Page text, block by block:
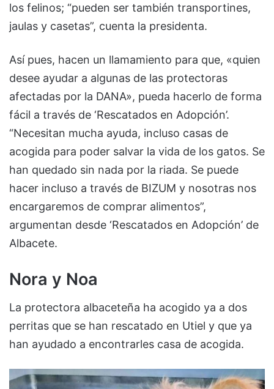
los felinos; “pueden ser también transportines,
jaulas y casetas”, cuenta la presidenta.
Así pues, hacen un llamamiento para que, «quien
desee ayudar a algunas de las protectoras
afectadas por la DANA», pueda hacerlo de forma
fácil a través de ‘Rescatados en Adopción’.
“Necesitan mucha ayuda, incluso casas de
acogida para poder salvar la vida de los gatos. Se
han quedado sin nada por la riada. Se puede
hacer incluso a través de BIZUM y nosotras nos
encargaremos de comprar alimentos”,
argumentan desde ‘Rescatados en Adopción’ de
Albacete.
Nora y Noa
La protectora albaceteña ha acogido ya a dos
perritas que se han rescatado en Utiel y que ya
han ayudado a encontrarles casa de acogida.